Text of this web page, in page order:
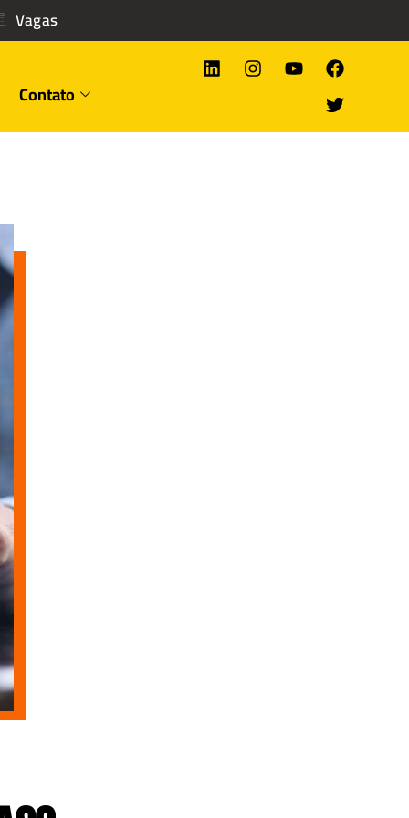
Vagas
Contato